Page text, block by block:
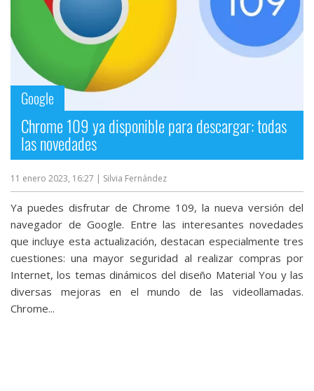
Google
Chrome 109 ya disponible para descargar: todas
las novedades
11 enero 2023, 16:27 | Silvia Fernández
Ya puedes disfrutar de Chrome 109, la nueva versión del
navegador de Google. Entre las interesantes novedades
que incluye esta actualización, destacan especialmente tres
cuestiones: una mayor seguridad al realizar compras por
Internet, los temas dinámicos del diseño Material You y las
diversas mejoras en el mundo de las videollamadas.
Chrome...